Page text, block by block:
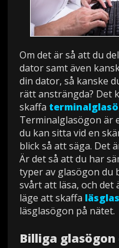
Om det är så att du
dator samt även
din dator, så kanske
rätt ansträngda? Det
skaffa
Terminalglasögon är
du kan sitta vid en
blick så att säga. Det
Är det så att du har
typer av glasögon du
svårt att läsa, och det
läge att skaffa
läsglasögon på nätet.
Billiga